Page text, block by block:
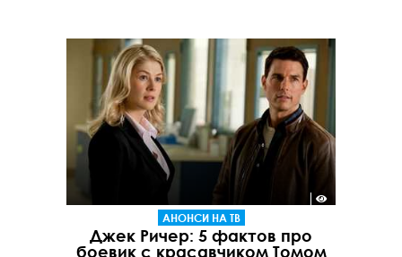
АНОНСИ НА ТВ
Джек Ричер: 5 фактов про
боевик с красавчиком Томом